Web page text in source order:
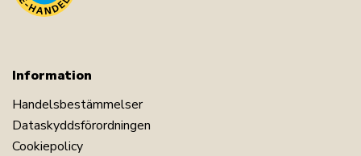
Information
Handelsbestämmelser
Dataskyddsförordningen
Cookiepolicy